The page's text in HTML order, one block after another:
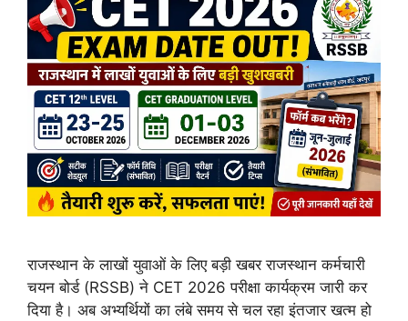
राजस्थान के लाखों युवाओं के लिए बड़ी खबर राजस्थान कर्मचारी
चयन बोर्ड (RSSB) ने CET 2026 परीक्षा कार्यक्रम जारी कर
दिया है। अब अभ्यर्थियों का लंबे समय से चल रहा इंतजार खत्म हो